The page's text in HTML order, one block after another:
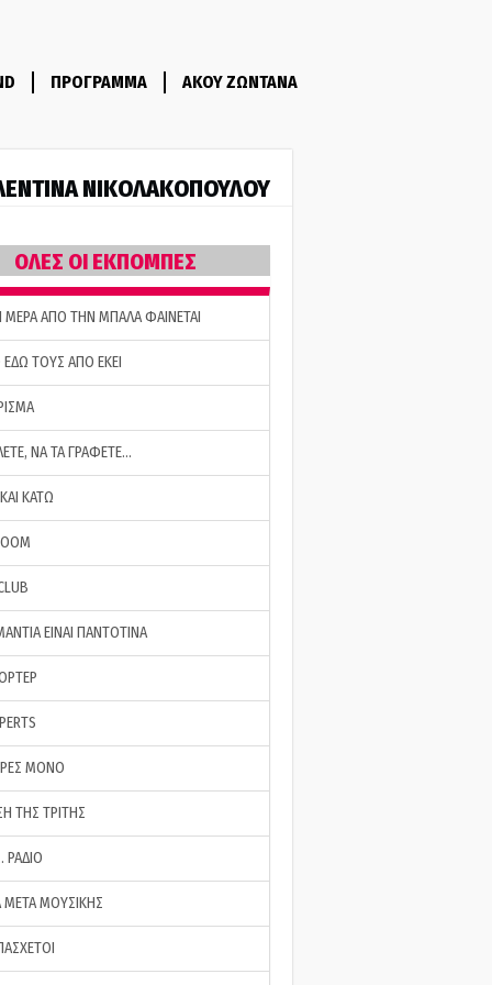
ΠΡΟΓΡΑΜΜΑ ΑΚΟΥ ΖΩΝΤΑΝΑ
ΝΙΚΟΛΑΚΟΠΟΥΛΟΥ
ΟΛΕΣ ΟΙ ΕΚΠΟΜΠΕΣ
ΜΕΡΑ ΑΠΟ ΤΗΝ ΜΠΑΛΑ ΦΑΙΝΕΤΑΙ
ΤΟΥΣ ΑΠΟ ΕΚΕΙ
ΝΑ ΤΑ ΓΡΑΦΕΤΕ…
ΚΑΤΩ
ΕΙΝΑΙ ΠΑΝΤΟΤΙΝΑ
ΜΟΝΟ
ΤΗΣ ΤΡΙΤΗΣ
ΡΑΔΙΟ
ΜΟΥΣΙΚΗΣ